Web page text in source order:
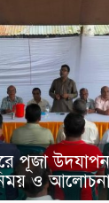
পূজা
ও